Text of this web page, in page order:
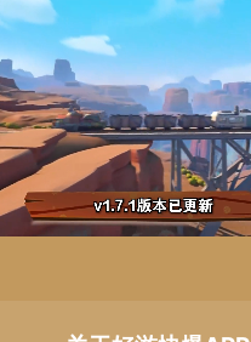
Loaded:
0%
Progress:
0%